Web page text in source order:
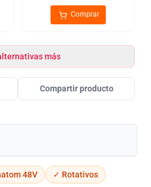
Comprar
más
Compartir producto
48V
✓ Rotativos